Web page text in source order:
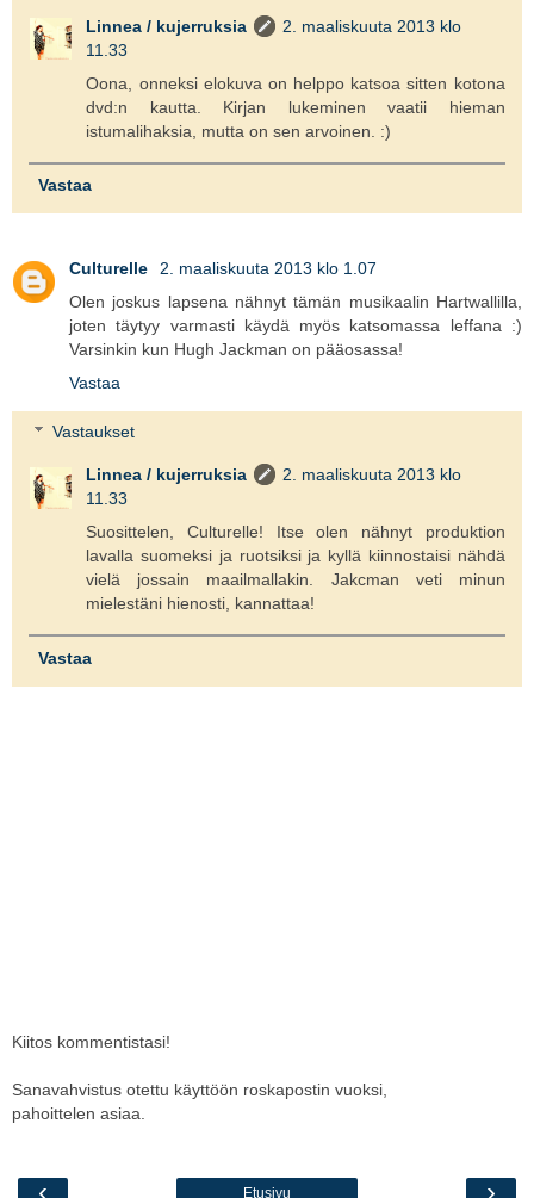
Linnea / kujerruksia
2. maaliskuuta 2013 klo
11.33
Oona, onneksi elokuva on helppo katsoa sitten kotona
dvd:n kautta. Kirjan lukeminen vaatii hieman
istumalihaksia, mutta on sen arvoinen. :)
Vastaa
Culturelle
2. maaliskuuta 2013 klo 1.07
Olen joskus lapsena nähnyt tämän musikaalin Hartwallilla,
joten täytyy varmasti käydä myös katsomassa leffana :)
Varsinkin kun Hugh Jackman on pääosassa!
Vastaa
Vastaukset
Linnea / kujerruksia
2. maaliskuuta 2013 klo
11.33
Suosittelen, Culturelle! Itse olen nähnyt produktion
lavalla suomeksi ja ruotsiksi ja kyllä kiinnostaisi nähdä
vielä jossain maailmallakin. Jakcman veti minun
mielestäni hienosti, kannattaa!
Vastaa
Kiitos kommentistasi!
Sanavahvistus otettu käyttöön roskapostin vuoksi,
pahoittelen asiaa.
‹ ›
Etusivu